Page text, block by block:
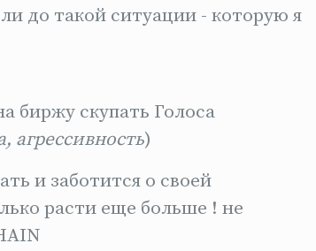
до такой ситуации - которую я
биржу скупать Голоса
агрессивность)
и заботится о своей
расти еще больше ! не